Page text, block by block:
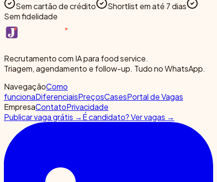
Sem cartão de crédito
Shortlist em até 7 dias
Sem fidelidade
Recrutamento com IA para food service.
Triagem, agendamento e follow-up. Tudo no WhatsApp.
NavegaçãoComo
funcionaDiferenciaisPreçosCasesPortal de Vagas
EmpresaContatoPrivacidade
Publicar vaga grátis →É candidato? Ver vagas →